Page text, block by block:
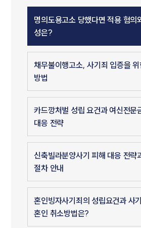
명의도용고소 당했다면 적용 혐의
성은?
채무불이행고소, 사기죄 입증을
방법
카드깡처벌 성립 요건과 여신전문
대응 전략
신축빌라분양사기 피해 대응 전략
절차 안내
혼인빙자사기죄의 성립요건과 사
혼인 취소방법은?